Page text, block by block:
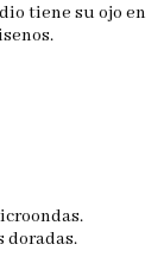
tiene su ojo en
doradas.